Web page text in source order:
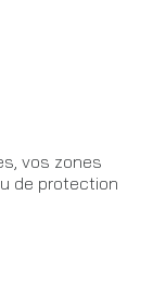
vos zones
de protection